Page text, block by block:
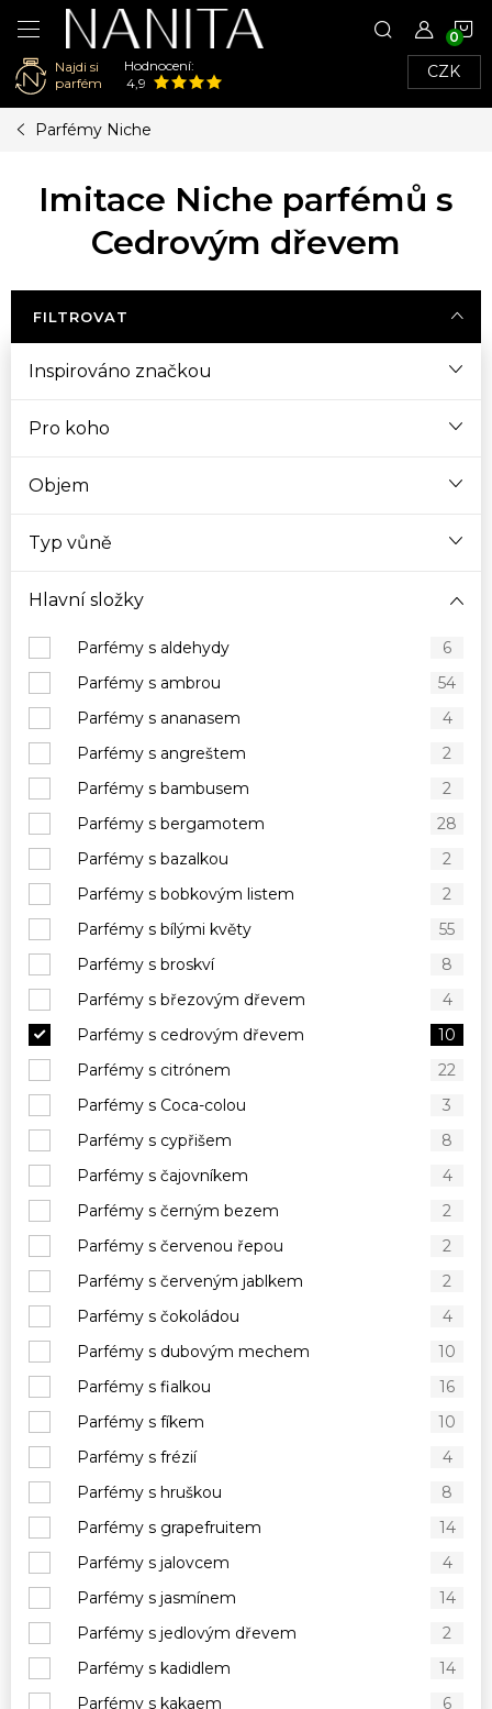
Najdi si
parfém
Hodnocení:
4,9
CZK
Parfémy Niche
Imitace Niche parfémů s
Cedrovým dřevem
FILTROVAT
Inspirováno značkou
Pro koho
Objem
Typ vůně
Hlavní složky
Parfémy s aldehydy
6
Parfémy s ambrou
54
Parfémy s ananasem
4
Parfémy s angreštem
2
Parfémy s bambusem
2
Parfémy s bergamotem
28
Parfémy s bazalkou
2
Parfémy s bobkovým listem
2
Parfémy s bílými květy
55
Parfémy s broskví
8
Parfémy s březovým dřevem
4
Parfémy s cedrovým dřevem
10
Parfémy s citrónem
22
Parfémy s Coca-colou
3
Parfémy s cypřišem
8
Parfémy s čajovníkem
4
Parfémy s černým bezem
2
Parfémy s červenou řepou
2
Parfémy s červeným jablkem
2
Parfémy s čokoládou
4
Parfémy s dubovým mechem
10
Parfémy s fialkou
16
Parfémy s fíkem
10
Parfémy s frézií
4
Parfémy s hruškou
8
Parfémy s grapefruitem
14
Parfémy s jalovcem
4
Parfémy s jasmínem
14
Parfémy s jedlovým dřevem
2
Parfémy s kadidlem
14
Parfémy s kakaem
6